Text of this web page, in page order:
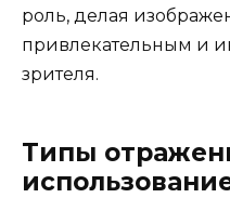
роль, делая
привлекательным и
зрителя.
Типы